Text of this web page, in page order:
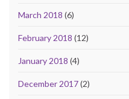
March 2018 (6)
February 2018 (12)
January 2018 (4)
December 2017(2)